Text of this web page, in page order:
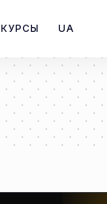
КУРСЫ UA